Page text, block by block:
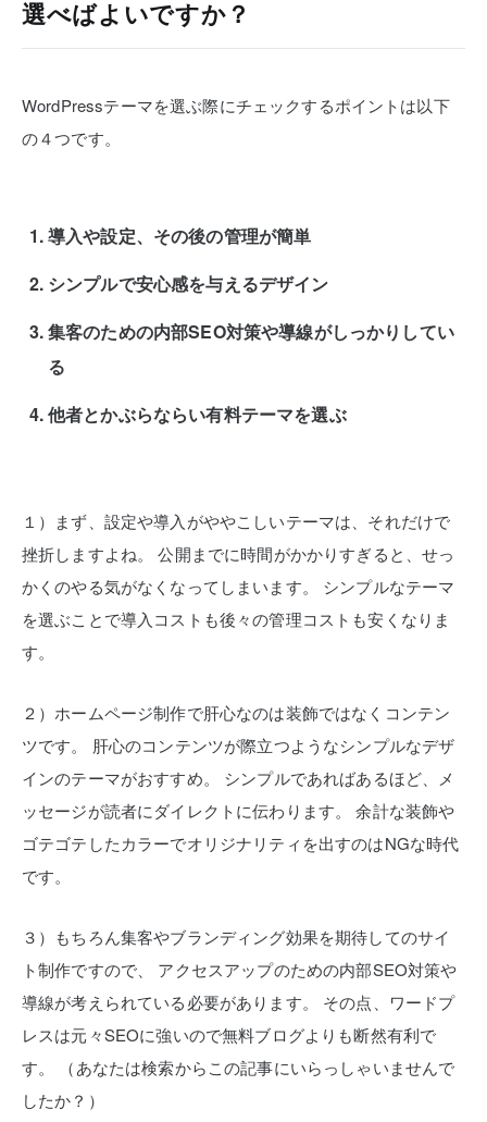
選べばよいですか？
WordPressテーマを選ぶ際にチェックするポイントは以下
の４つです。
導入や設定、その後の管理が簡単
シンプルで安心感を与えるデザイン
集客のための内部SEO対策や導線がしっかりしてい
る
他者とかぶらならい有料テーマを選ぶ
１）まず、設定や導入がややこしいテーマは、それだけで
挫折しますよね。
公開までに時間がかかりすぎると、せっ
かくのやる気がなくなってしまいます。
シンプルなテーマ
を選ぶことで導入コストも後々の管理コストも安くなりま
す。
２）ホームページ制作で肝心なのは装飾ではなくコンテン
ツです。
肝心のコンテンツが際立つようなシンプルなデザ
インのテーマがおすすめ。
シンプルであればあるほど、メ
ッセージが読者にダイレクトに伝わります。
余計な装飾や
ゴテゴテしたカラーでオリジナリティを出すのはNGな時代
です。
３）もちろん集客やブランディング効果を期待してのサイ
ト制作ですので、
アクセスアップのための内部SEO対策や
導線が考えられている必要があります。
その点、ワードプ
レスは元々SEOに強いので無料ブログよりも断然有利で
す。
（あなたは検索からこの記事にいらっしゃいませんで
したか？）